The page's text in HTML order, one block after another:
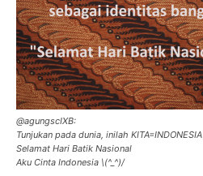
‏@agungscIXB:
Tunjukan pada dunia, inilah KITA=INDONESIA
Selamat Hari Batik Nasional
Aku Cinta Indonesia \(^_^)/